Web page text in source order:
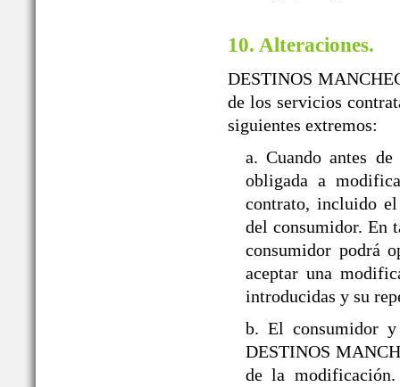
10. Alteraciones.
DESTINOS
de los servicios
siguientes extremos:
a. Cuando antes
obligada a
contrato, incluido el
del consumidor. En
consumidor podrá
aceptar una
introducidas y su
b. El consumidor
DESTINOS
de la